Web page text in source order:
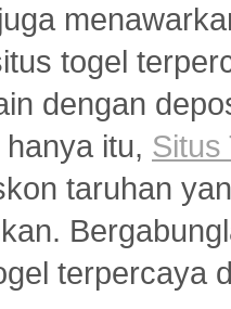
togel
dengan
itu, Situs
taruhan
terpercaya